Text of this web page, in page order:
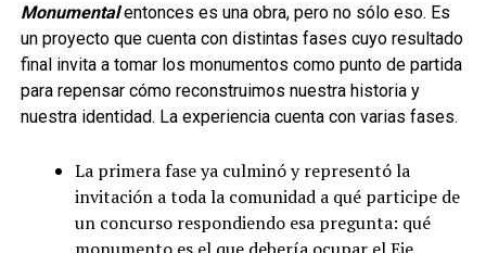
Monumentalentonces es una obra, pero no sólo eso. Es
un proyecto que cuenta con distintas fases cuyo resultado
final invita a tomar los monumentos como punto de partida
para repensar cómo reconstruimos nuestra historia y
nuestra identidad. La experiencia cuenta con varias fases.
La primera fase ya culminó y representó la
invitación a toda la comunidad a qué participe de
un concurso respondiendo esa pregunta: qué